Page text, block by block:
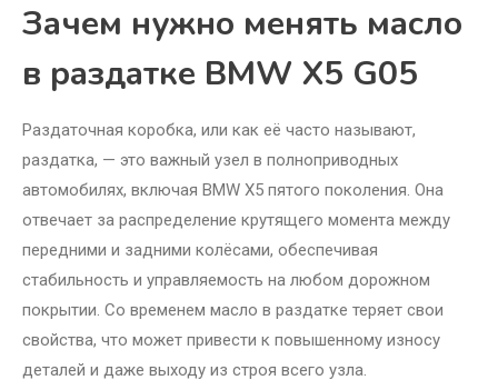
Зачем нужно менять масло
в раздатке BMW X5 G05
Раздаточная коробка, или как её часто называют,
раздатка, — это важный узел в полноприводных
автомобилях, включая BMW X5 пятого поколения. Она
отвечает за распределение крутящего момента между
передними и задними колёсами, обеспечивая
стабильность и управляемость на любом дорожном
покрытии. Со временем масло в раздатке теряет свои
свойства, что может привести к повышенному износу
деталей и даже выходу из строя всего узла.